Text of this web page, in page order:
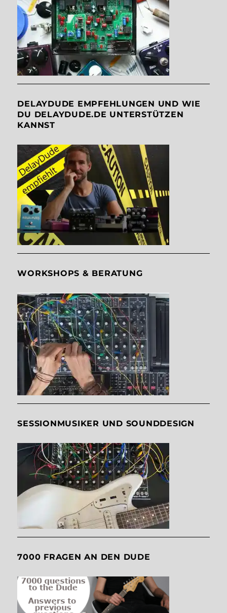
DELAYDUDE EMPFEHLUNGEN UND WIE
DU DELAYDUDE.DE UNTERSTÜTZEN
KANNST
WORKSHOPS & BERATUNG
SESSIONMUSIKER UND SOUNDDESIGN
7000 FRAGEN AN DEN DUDE